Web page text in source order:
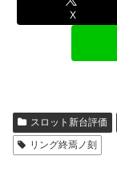
X
スロット新台評価
リング終焉ノ刻